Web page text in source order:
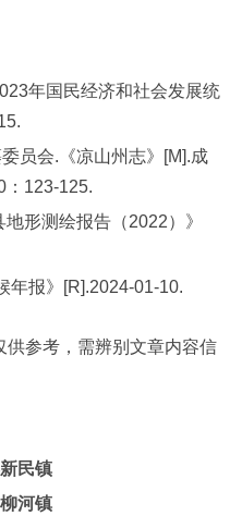
年国民经济和社会发展统
员会.《凉山州志》[M].成
：123-125.
形测绘报告（2022）》
年报》[R].2024-01-10.
供参考，需辨别文章内容信
民镇
河镇